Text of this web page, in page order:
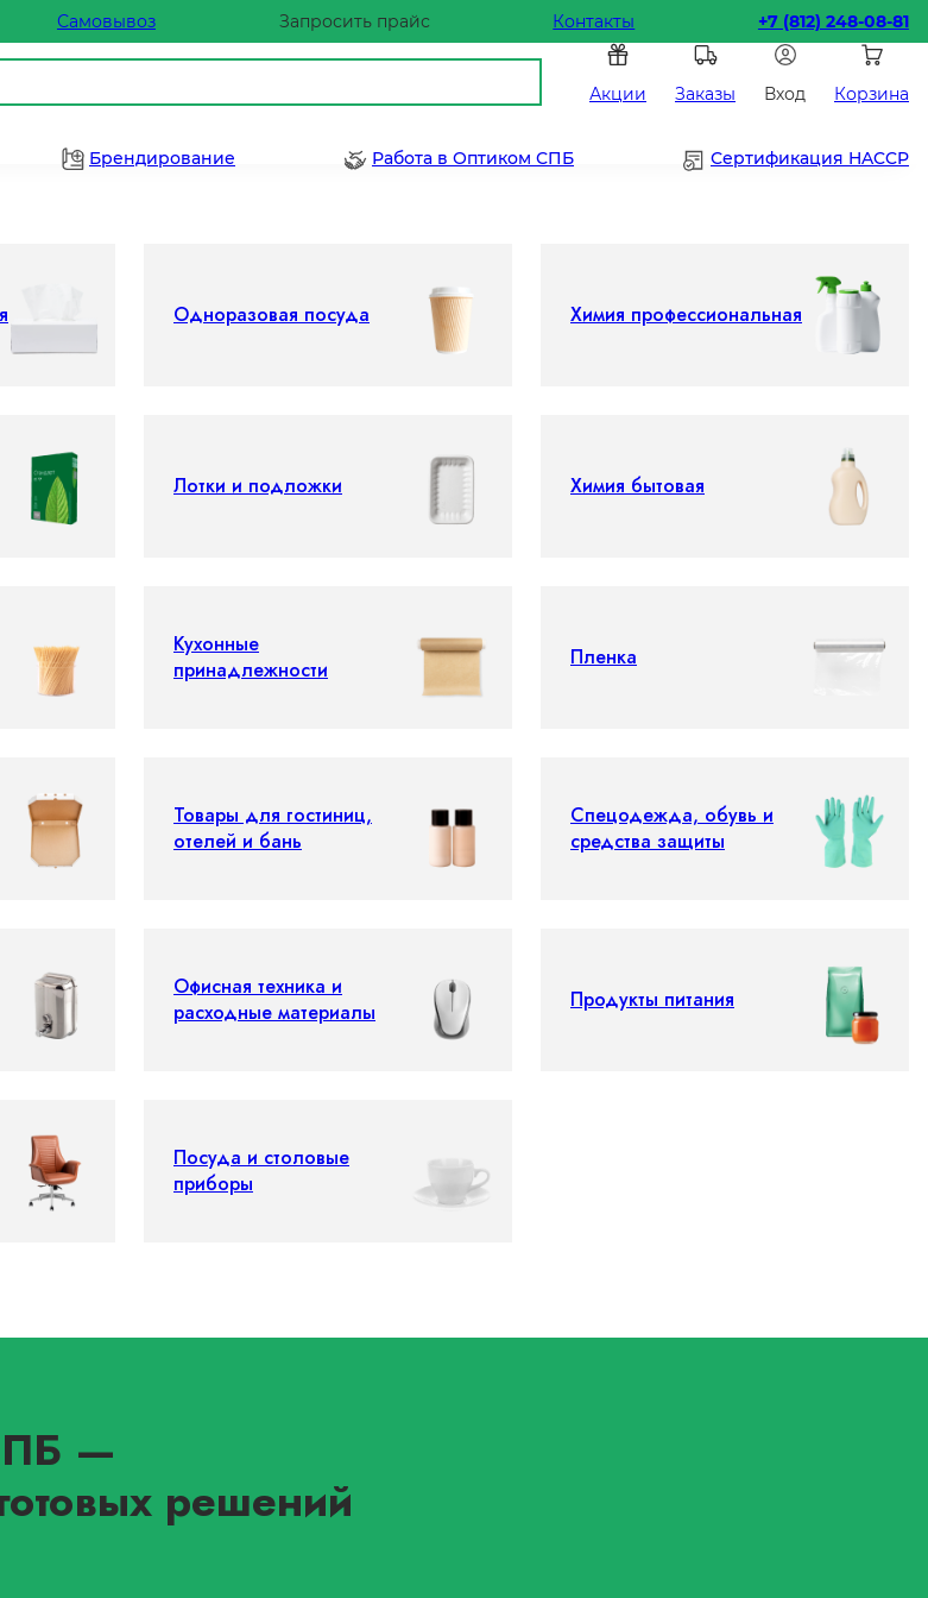
Самовывоз Запросить прайс Контакты +7 (812) 248-08-81
Акции Заказы Вход Корзина
Брендирование Работа в Оптиком СПБ Сертификация HACCP
Одноразовая посуда Химия профессиональная
Лотки и подложки Химия бытовая
Кухонные
принадлежности
Пленка
Товары для гостиниц,
отелей и бань
Спецодежда, обувь и
средства защиты
Офисная техника и
расходные материалы
Продукты питания
Посуда и столовые
приборы
—
решений